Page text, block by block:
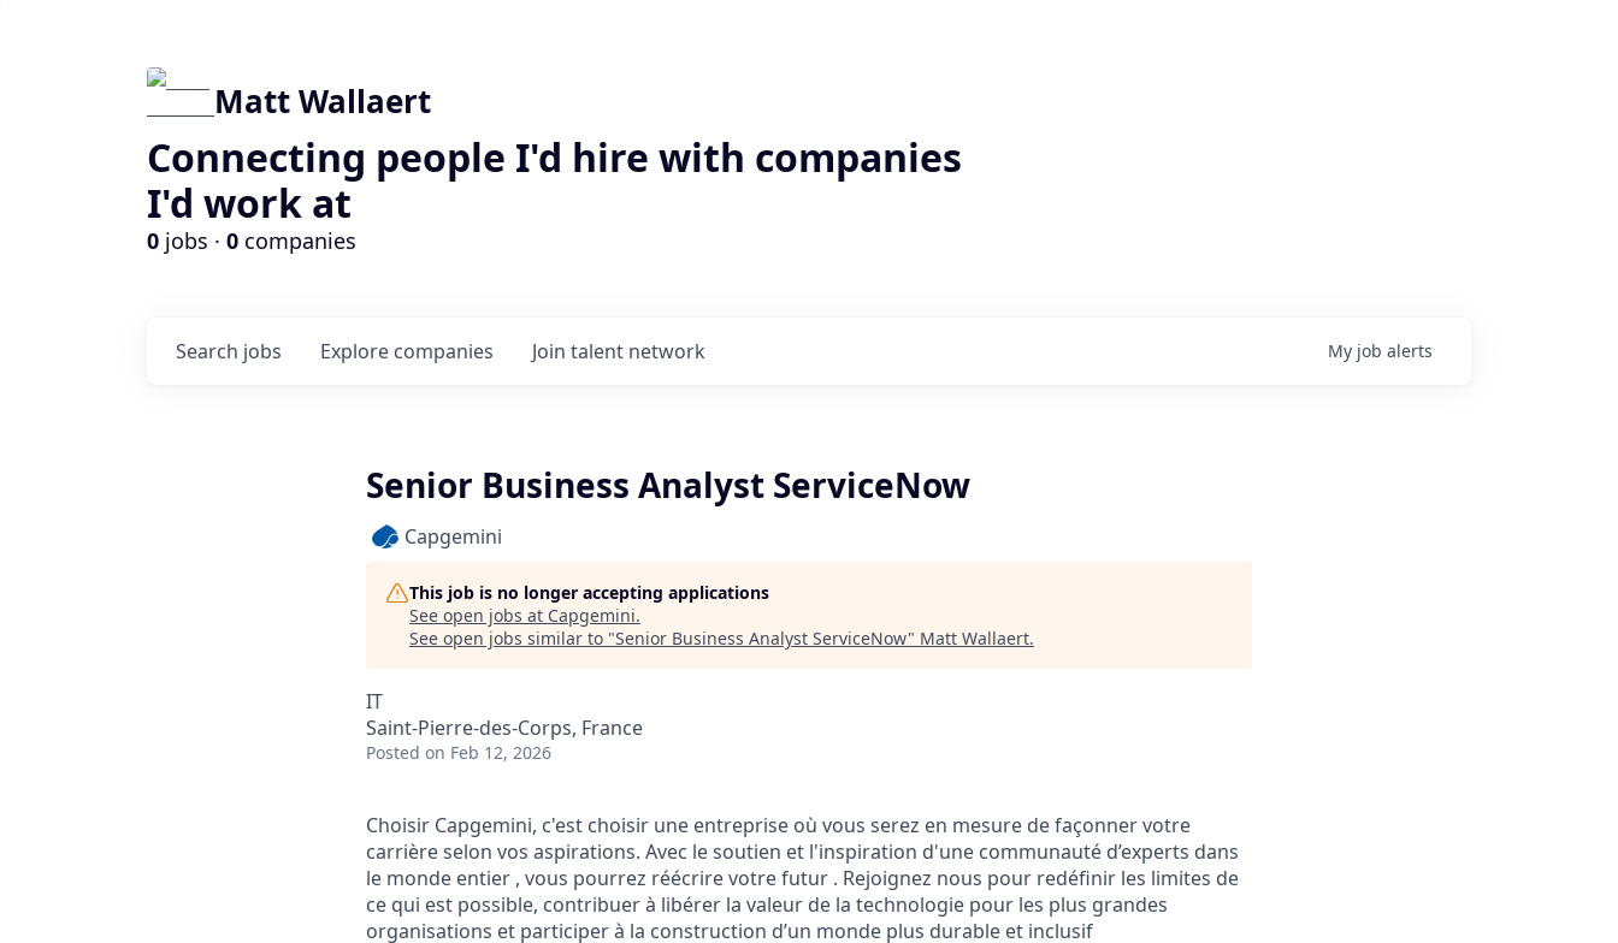
Matt Wallaert
Connecting people I'd hire with companies
I'd work at
0 jobs · 0 companies
Search jobs Explore companies Join talent network My job alerts
Senior Business Analyst ServiceNow
Capgemini
This job is no longer accepting applications
See open jobs at Capgemini.
See open jobs similar to "Senior Business Analyst ServiceNow" Matt Wallaert.
IT
Saint-Pierre-des-Corps, France
Posted on Feb 12, 2026
Choisir Capgemini, c'est choisir une entreprise où vous serez en mesure de façonner votre
carrière selon vos aspirations. Avec le soutien et l'inspiration d'une communauté d’experts dans
le monde entier , vous pourrez réécrire votre futur . Rejoignez nous pour redéfinir les limites de
ce qui est possible, contribuer à libérer la valeur de la technologie pour les plus grandes
organisations et participer à la construction d’un monde plus durable et inclusif